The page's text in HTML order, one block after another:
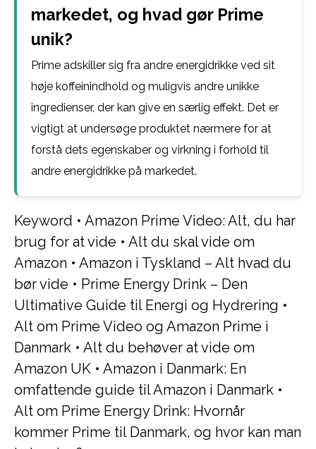
markedet, og hvad gør Prime
unik?
Prime adskiller sig fra andre energidrikke ved sit
høje koffeinindhold og muligvis andre unikke
ingredienser, der kan give en særlig effekt. Det er
vigtigt at undersøge produktet nærmere for at
forstå dets egenskaber og virkning i forhold til
andre energidrikke på markedet.
Keyword • Amazon Prime Video: Alt, du har
brug for at vide • Alt du skal vide om
Amazon • Amazon i Tyskland – Alt hvad du
bør vide • Prime Energy Drink – Den
Ultimative Guide til Energi og Hydrering •
Alt om Prime Video og Amazon Prime i
Danmark • Alt du behøver at vide om
Amazon UK • Amazon i Danmark: En
omfattende guide til Amazon i Danmark •
Alt om Prime Energy Drink: Hvornår
kommer Prime til Danmark, og hvor kan man